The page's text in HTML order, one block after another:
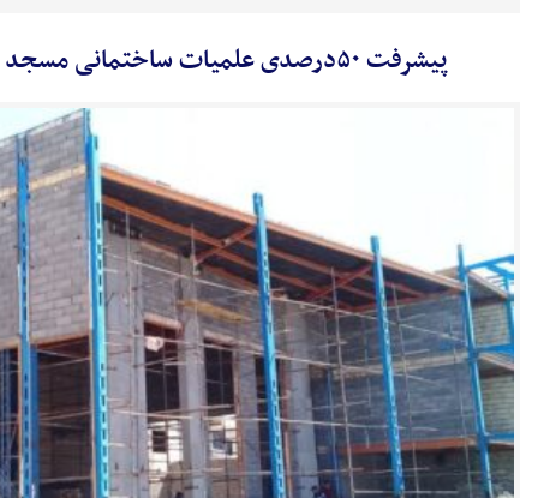
پیشرفت ۵۰درصدی علمیات ساختمانی مسجد مهدیه تربت‌جام